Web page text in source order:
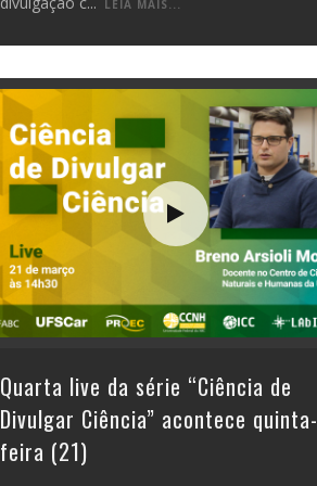
LEIA MAIS...
Quarta live da série “Ciência de
Divulgar Ciência” acontece quinta-
feira (21)